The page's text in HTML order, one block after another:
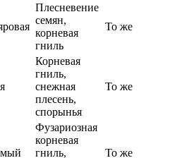
Плесневение
семян,
корневая
гниль
То же
Корневая
гниль,
снежная
плесень,
спорынья
То же
Фузариозная
корневая
гниль,
То же